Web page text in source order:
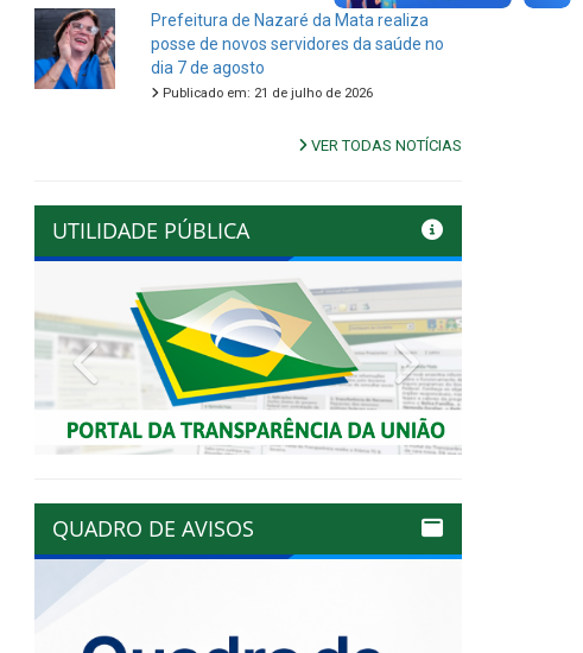
Prefeitura de Nazaré da Mata realiza
posse de novos servidores da saúde no
dia 7 de agosto
Publicado em: 21 de julho de 2026
VER TODAS NOTÍCIAS
UTILIDADE PÚBLICA
Previous Next
QUADRO DE AVISOS